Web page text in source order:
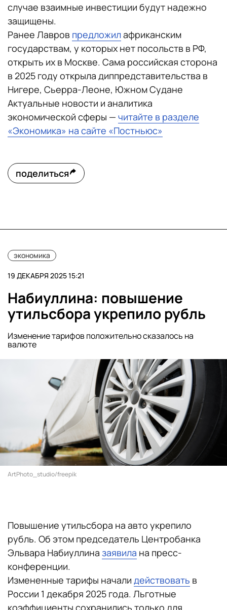
случае взаимные инвестиции будут надежно
защищены.
Ранее Лавров предложилафриканским
государствам, у которых нет посольств в РФ,
открыть их в Москве. Сама российская сторона
в 2025 году открыла диппредставительства в
Нигере, Сьерра-Леоне, Южном Судане
Актуальные новости и аналитика
экономической сферы — читайте в разделе
«Экономика» на сайте «Постньюс»
поделиться
экономика
19 ДЕКАБРЯ 2025 15:21
Набиуллина: повышение
утильсбора укрепило рубль
Изменение тарифов положительно сказалось на
валюте
ArtPhoto_studio/freepik
Повышение утильсбора на авто укрепило
рубль. Об этом председатель Центробанка
Эльвара Набиуллина заявила на пресс-
конференции.
Измененные тарифы начали действовать в
России 1 декабря 2025 года. Льготные
коэффициенты сохранились только для